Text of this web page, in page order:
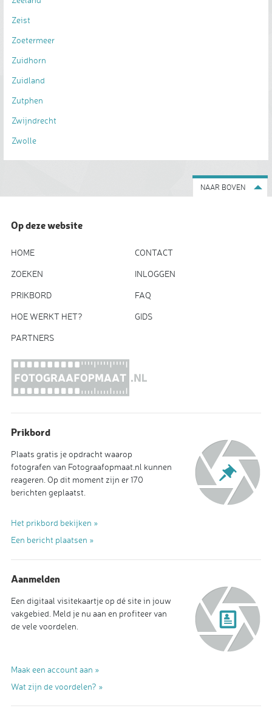
Zeist
Zoetermeer
Zuidhorn
Zuidland
Zutphen
Zwijndrecht
Zwolle
NAAR BOVEN
Op deze website
HOME CONTACT
ZOEKEN INLOGGEN
PRIKBORD FAQ
HOE WERKT HET? GIDS
PARTNERS
Prikbord
Plaats gratis je opdracht waarop
fotografen van Fotograafopmaat.nl kunnen
reageren. Op dit moment zijn er 170
berichten geplaatst.
Het prikbord bekijken »
Een bericht plaatsen »
Aanmelden
Een digitaal visitekaartje op dé site in jouw
vakgebied. Meld je nu aan en profiteer van
de vele voordelen.
Maak een account aan »
Wat zijn de voordelen? »